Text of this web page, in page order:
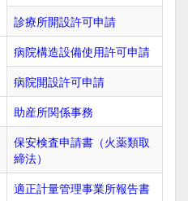
診療所開設許可申請
病院構造設備使用許可申請
病院開設許可申請
助産所関係事務
保安検査申請書（火薬類取
締法）
適正計量管理事業所報告書